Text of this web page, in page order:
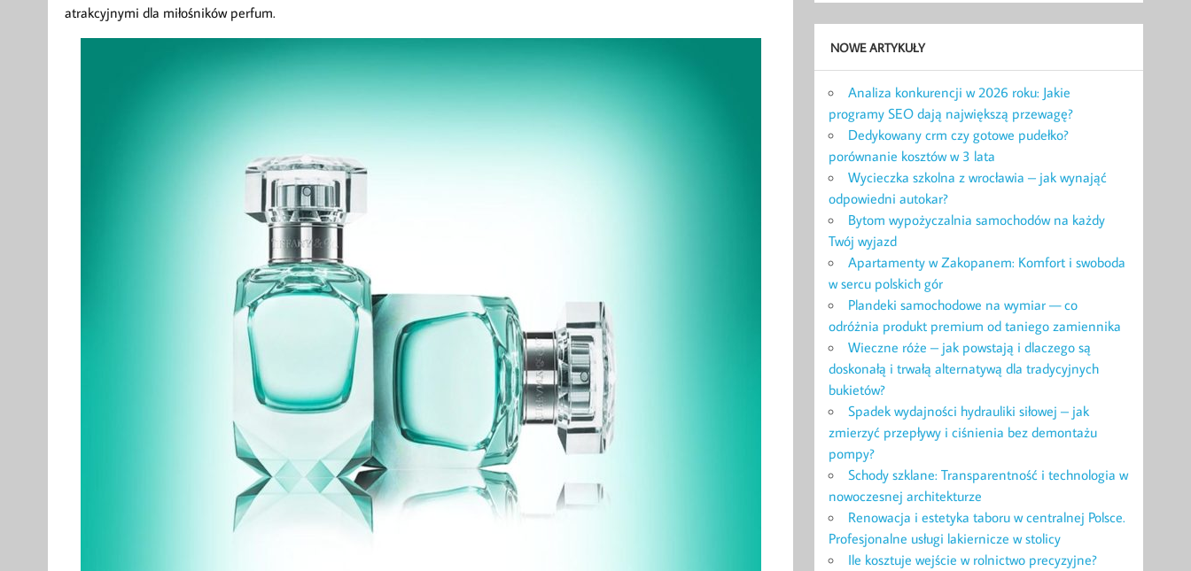
atrakcyjnymi dla miłośników perfum.
NOWE ARTYKUŁY
Analiza konkurencji w 2026 roku: Jakie
programy SEO dają największą przewagę?
Dedykowany crm czy gotowe pudełko?
porównanie kosztów w 3 lata
Wycieczka szkolna z wrocławia – jak wynająć
odpowiedni autokar?
Bytom wypożyczalnia samochodów na każdy
Twój wyjazd
Apartamenty w Zakopanem: Komfort i swoboda
w sercu polskich gór
Plandeki samochodowe na wymiar — co
odróżnia produkt premium od taniego zamiennika
Wieczne róże – jak powstają i dlaczego są
doskonałą i trwałą alternatywą dla tradycyjnych
bukietów?
Spadek wydajności hydrauliki siłowej – jak
zmierzyć przepływy i ciśnienia bez demontażu
pompy?
Schody szklane: Transparentność i technologia w
nowoczesnej architekturze
Renowacja i estetyka taboru w centralnej Polsce.
Profesjonalne usługi lakiernicze w stolicy
Ile kosztuje wejście w rolnictwo precyzyjne?